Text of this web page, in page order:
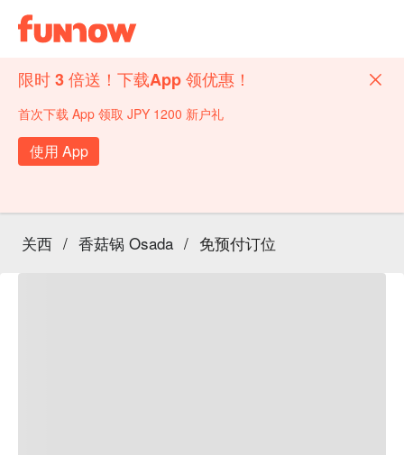
限时 3 倍送！下载App 领优惠！
首次下载 App 领取 JPY 1200 新户礼
使用 App
关西 / 香菇锅 Osada / 免预付订位